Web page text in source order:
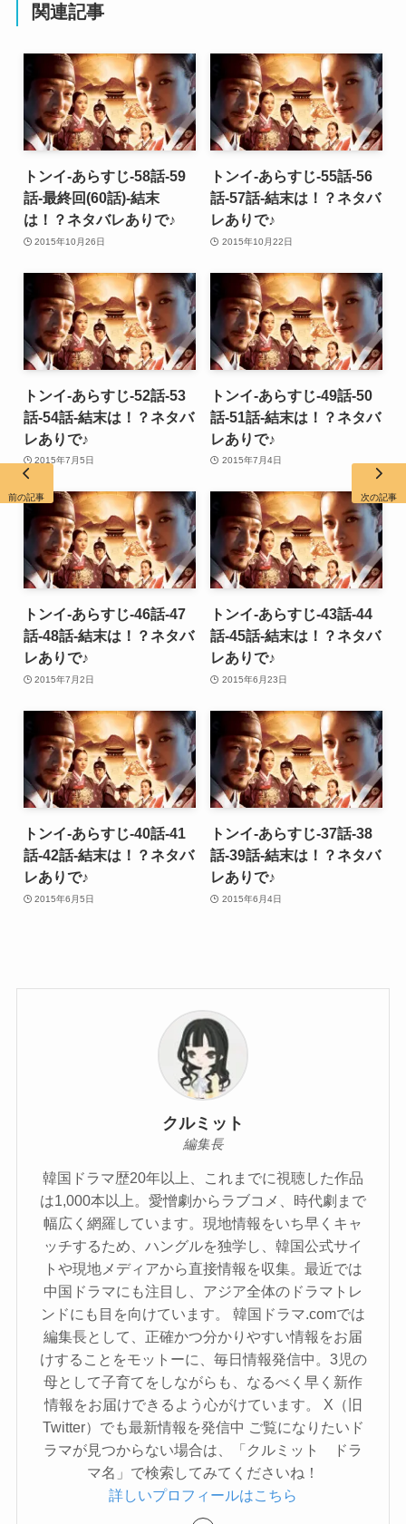
関連記事
トンイ-あらすじ-58話-59
話-最終回(60話)-結末
は！？ネタバレありで♪
2015年10月26日
トンイ-あらすじ-55話-56
話-57話-結末は！？ネタバ
レありで♪
2015年10月22日
トンイ-あらすじ-52話-53
話-54話-結末は！？ネタバ
レありで♪
2015年7月5日
トンイ-あらすじ-49話-50
話-51話-結末は！？ネタバ
レありで♪
2015年7月4日
トンイ-あらすじ-46話-47
話-48話-結末は！？ネタバ
レありで♪
2015年7月2日
トンイ-あらすじ-43話-44
話-45話-結末は！？ネタバ
レありで♪
2015年6月23日
トンイ-あらすじ-40話-41
話-42話-結末は！？ネタバ
レありで♪
2015年6月5日
トンイ-あらすじ-37話-38
話-39話-結末は！？ネタバ
レありで♪
2015年6月4日
クルミット
編集長
韓国ドラマ歴20年以上、これまでに視聴した作品
は1,000本以上。愛憎劇からラブコメ、時代劇まで
幅広く網羅しています。現地情報をいち早くキャ
ッチするため、ハングルを独学し、韓国公式サイ
トや現地メディアから直接情報を収集。最近では
中国ドラマにも注目し、アジア全体のドラマトレ
ンドにも目を向けています。 韓国ドラマ.comでは
編集長として、正確かつ分かりやすい情報をお届
けすることをモットーに、毎日情報発信中。3児の
母として子育てをしながらも、なるべく早く新作
情報をお届けできるよう心がけています。 X（旧
Twitter）でも最新情報を発信中 ご覧になりたいド
ラマが見つからない場合は、「クルミット ドラ
マ名」で検索してみてくださいね！
詳しいプロフィールはこちら
前の記事 次の記事